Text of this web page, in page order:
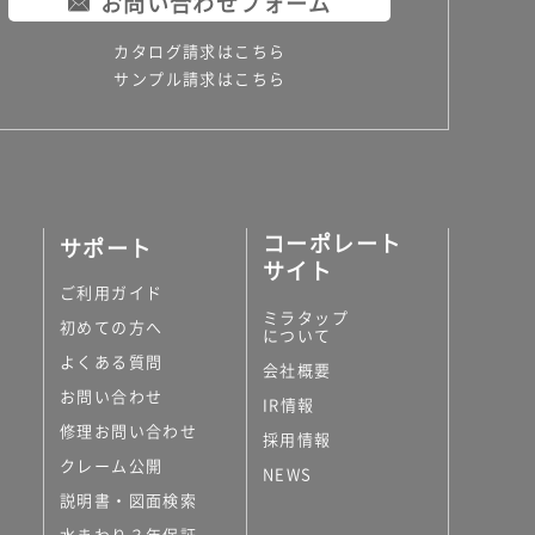
カタログ請求はこちら
サンプル請求はこちら
サポート
ご利用ガイド
初めての方へ
よくある質問
お問い合わせ
修理お問い合わせ
クレーム公開
説明書・図面検索
コーポレート
サイト
ミラタップ
について
会社概要
IR情報
採用情報
NEWS